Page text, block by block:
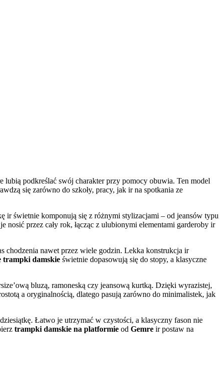
lubią podkreślać swój charakter przy pomocy obuwia. Ten model
się zarówno do szkoły, pracy, jak ir na spotkania ze
świetnie komponują się z różnymi stylizacjami – od jeansów typu
nosić przez cały rok, łącząc z ulubionymi elementami garderoby ir
chodzenia nawet przez wiele godzin. Lekka konstrukcja ir
trampki damskie świetnie dopasowują się do stopy, a klasyczne
bluzą, ramoneską czy jeansową kurtką. Dzięki wyrazistej,
a oryginalnością, dlatego pasują zarówno do minimalistek, jak
Łatwo je utrzymać w czystości, a klasyczny fason nie
trampki damskie na platformie od Gemre ir postaw na